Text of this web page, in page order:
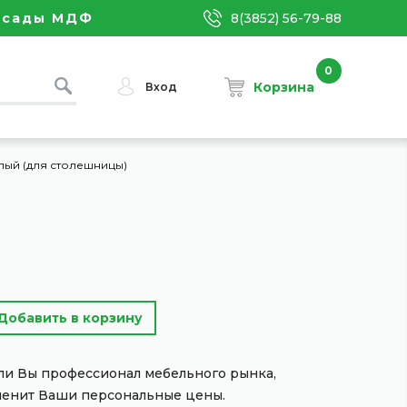
МДФ 8(3852) 56-79-88
Вход Корзина
0
(для столешницы)
Вы профессионал мебельного рынка,
Ваши персональные цены.